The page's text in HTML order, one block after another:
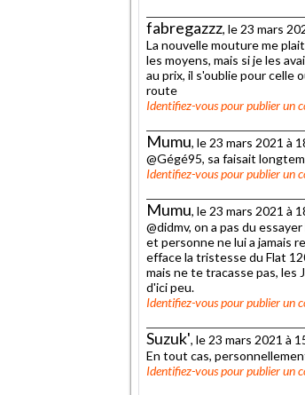
fabregazzz, le 23 mars
La nouvelle mouture me
les moyens, mais si je les
au prix, il s'oublie pour celle
route
Identifiez-vouspour publier un
Mumu, le 23 mars 2021 à
@Gégé95, sa faisait
Identifiez-vouspour publier un
Mumu, le 23 mars 2021 à
@didmv, on a pas du
et personne ne lui a jamais
efface la tristesse du Flat
mais ne te tracasse pas, les
d'ici peu.
Identifiez-vouspour publier un
Suzuk', le 23 mars 2021 à
En tout cas,
Identifiez-vouspour publier un